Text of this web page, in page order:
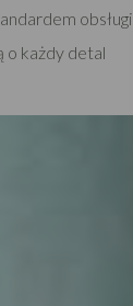
obsługi
o każdy detal